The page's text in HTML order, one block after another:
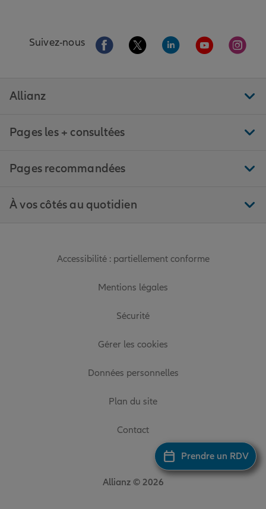
Prendre un RDV
Suivez-nous Aller sur la page Facebook de Allianz
Aller sur la page Twitter de
Aller sur la page
Aller sur la
Aller
Allianz
Pages les + consultées
Pages recommandées
À vos côtés au quotidien
Accessibilité : partiellement conforme
Mentions légales
Sécurité
Gérer les cookies
Données personnelles
Plan du site
Contact
Allianz © 2026